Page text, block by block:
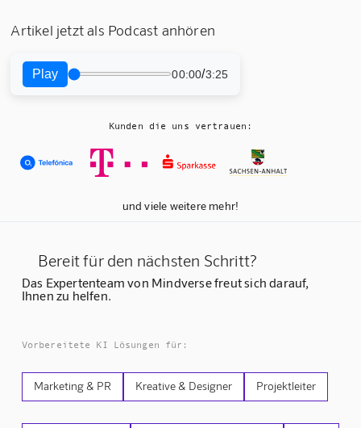
Artikel jetzt als Podcast anhören
Play 00:00/3:25
Kunden die uns vertrauen:
und viele weitere mehr!
Bereit für den nächsten Schritt?
Das Expertenteam von Mindverse freut sich darauf,
Ihnen zu helfen.
Vorbereitete KI Lösungen für:
Marketing & PR Kreative & Designer Projektleiter